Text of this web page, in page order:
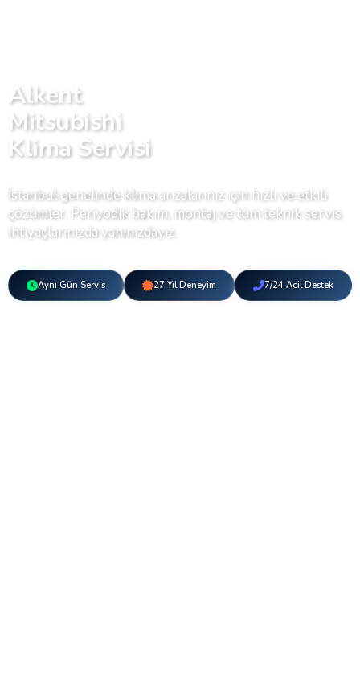
Alkent
Mitsubishi
Klima Servisi
İstanbul genelinde klima arızalarınız için hızlı ve etkili
çözümler. Periyodik bakım, montaj ve tüm teknik servis
ihtiyaçlarınızda yanınızdayız.
Aynı Gün Servis 27 Yıl Deneyim 7/24 Acil Destek